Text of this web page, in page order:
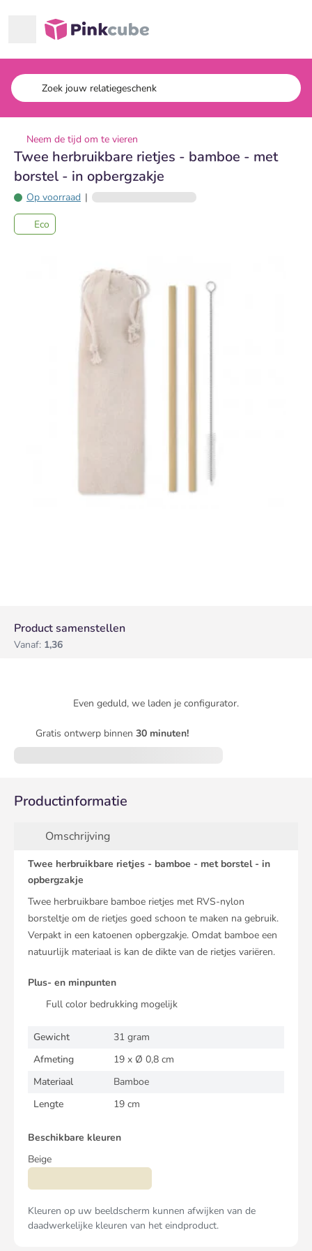
Pinkcube
Neem de tijd om te vieren
Twee herbruikbare rietjes - bamboe - met
borstel - in opbergzakje
Op voorraad |
Eco
Product samenstellen
Vanaf: 1,36
Even geduld, we laden je configurator.
Gratis ontwerp binnen 30 minuten!
Productinformatie
Omschrijving
Twee herbruikbare rietjes - bamboe - met borstel - in
opbergzakje
Twee herbruikbare bamboe rietjes met RVS-nylon
borsteltje om de rietjes goed schoon te maken na gebruik.
Verpakt in een katoenen opbergzakje. Omdat bamboe een
natuurlijk materiaal is kan de dikte van de rietjes variëren.
Plus- en minpunten
Full color bedrukking mogelijk
Gewicht
31 gram
Afmeting
19 x Ø 0,8 cm
Materiaal
Bamboe
Lengte
19 cm
Beschikbare kleuren
Beige
Kleuren op uw beeldscherm kunnen afwijken van de
daadwerkelijke kleuren van het eindproduct.